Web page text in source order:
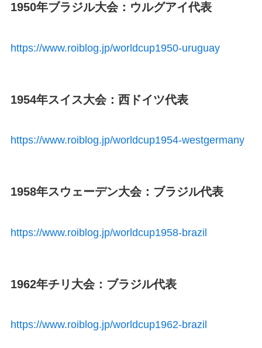
1950年ブラジル大会：ウルグアイ代表
https://www.roiblog.jp/worldcup1950-uruguay
1954年スイス大会：西ドイツ代表
https://www.roiblog.jp/worldcup1954-westgermany
1958年スウェーデン大会：ブラジル代表
https://www.roiblog.jp/worldcup1958-brazil
1962年チリ大会：ブラジル代表
https://www.roiblog.jp/worldcup1962-brazil